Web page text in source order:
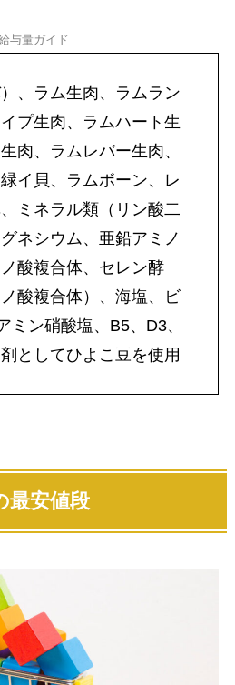
与量ガイド
、ラム生肉、ラムラン
プ生肉、ラムハート生
肉、ラムレバー生肉、
イ貝、ラムボーン、レ
ミネラル類（リン酸二
ネシウム、亜鉛アミノ
酸複合体、セレン酵
酸複合体）、海塩、ビ
ミン硝酸塩、B5、D3、
としてひよこ豆を使用
最安値段